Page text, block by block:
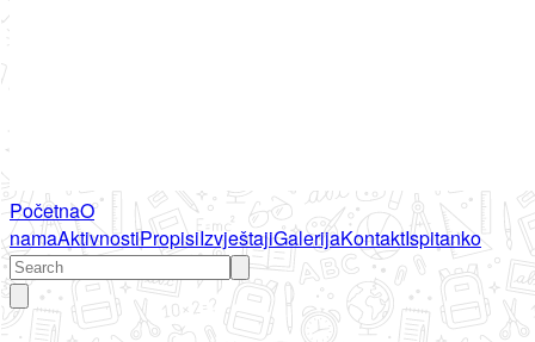
PočetnaO
namaAktivnostiPropisiIzvještajiGalerijaKontaktIspitanko